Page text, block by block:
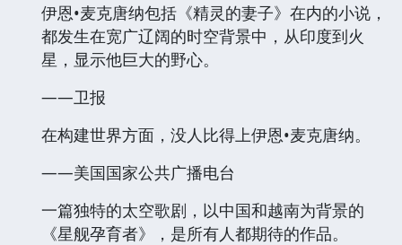
伊恩•麦克唐纳包括《精灵的妻子》在内的小说，
都发生在宽广辽阔的时空背景中，从印度到火
星，显示他巨大的野心。
——卫报
在构建世界方面，没人比得上伊恩•麦克唐纳。
——美国国家公共广播电台
一篇独特的太空歌剧，以中国和越南为背景的
《星舰孕育者》，是所有人都期待的作品。